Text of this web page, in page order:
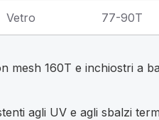
Vetro 77-90T
mesh 160T e inchiostri a
agli UV e agli sbalzi